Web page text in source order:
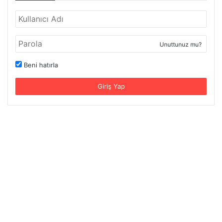
Unuttunuz mu?
Beni hatırla
Giriş Yap